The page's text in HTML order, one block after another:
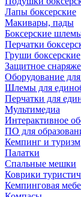
Лапы боксерские
Макивары, пады
Боксерские
Перчатки
Груши боксерские
Защитное
Оборудование
Шлемы для
Перчатки для
Мультимедиа
Интерактивное
ПО для
Кемпинг и туризм
Палатки
Спальные мешки
Коврики
Кемпинговая